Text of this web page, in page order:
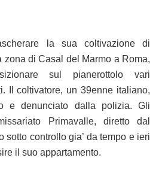
la sua coltivazione di
zona di Casal del Marmo a Roma,
sul pianerottolo vari
Il coltivatore, un 39enne italiano,
e denunciato dalla polizia. Gli
Primavalle, diretto dal
sotto controllo gia’ da tempo e ieri
il suo appartamento.